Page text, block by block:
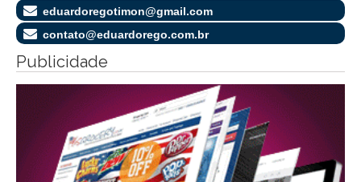
eduardoregotimon@gmail.com
contato@eduardorego.com.br
Publicidade